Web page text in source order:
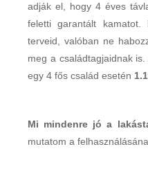
adják el, hogy 4 éves
feletti garantált
terveid, valóban ne
meg a családtagjaidnak
egy 4 fős család esetén
Mi mindenre jó a
mutatom a